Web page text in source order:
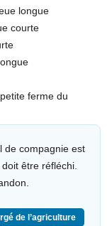
longue
courte
ferme du
de compagnie est
être réfléchi.
de l’agriculture